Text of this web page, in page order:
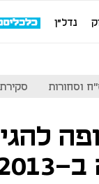
נדל"ן
וסחורות